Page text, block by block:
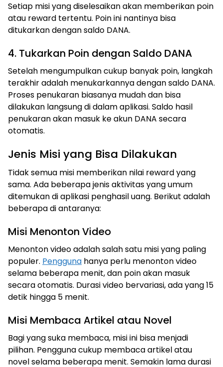
Setiap misi yang diselesaikan akan memberikan poin
atau reward tertentu. Poin ini nantinya bisa
ditukarkan dengan saldo DANA.
4. Tukarkan Poin dengan Saldo DANA
Setelah mengumpulkan cukup banyak poin, langkah
terakhir adalah menukarkannya dengan saldo DANA.
Proses penukaran biasanya mudah dan bisa
dilakukan langsung di dalam aplikasi. Saldo hasil
penukaran akan masuk ke akun DANA secara
otomatis.
Jenis Misi yang Bisa Dilakukan
Tidak semua misi memberikan nilai reward yang
sama. Ada beberapa jenis aktivitas yang umum
ditemukan di aplikasi penghasil uang. Berikut adalah
beberapa di antaranya:
Misi Menonton Video
Menonton video adalah salah satu misi yang paling
populer. Pengguna hanya perlu menonton video
selama beberapa menit, dan poin akan masuk
secara otomatis. Durasi video bervariasi, ada yang 15
detik hingga 5 menit.
Misi Membaca Artikel atau Novel
Bagi yang suka membaca, misi ini bisa menjadi
pilihan. Pengguna cukup membaca artikel atau
novel selama beberapa menit. Semakin lama durasi